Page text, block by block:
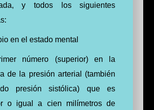
y todos los siguientes
en el estado mental
número (superior) en la
de la presión arterial (también
presión sistólica) que es
o igual a cien milímetros de